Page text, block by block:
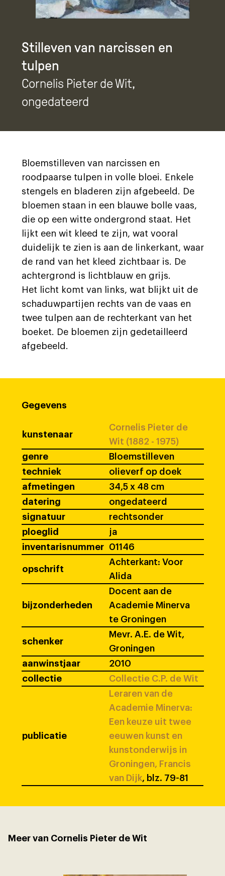
Stilleven van narcissen en
tulpen
Cornelis Pieter de Wit,
ongedateerd
Bloemstilleven van narcissen en
roodpaarse tulpen in volle bloei. Enkele
stengels en bladeren zijn afgebeeld. De
bloemen staan in een blauwe bolle vaas,
die op een witte ondergrond staat. Het
lijkt een wit kleed te zijn, wat vooral
duidelijk te zien is aan de linkerkant, waar
de rand van het kleed zichtbaar is. De
achtergrond is lichtblauw en grijs.
Het licht komt van links, wat blijkt uit de
schaduwpartijen rechts van de vaas en
twee tulpen aan de rechterkant van het
boeket. De bloemen zijn gedetailleerd
afgebeeld.
Gegevens
kunstenaar
Cornelis Pieter de
Wit (1882 - 1975)
genre
Bloemstilleven
techniek
olieverf op doek
afmetingen
34,5 x 48 cm
datering
ongedateerd
signatuur
rechtsonder
ploeglid
ja
inventarisnummer
01146
opschrift
Achterkant: Voor
Alida
bijzonderheden
Docent aan de
Academie Minerva
te Groningen
schenker
Mevr. A.E. de Wit,
Groningen
aanwinstjaar
2010
collectie
Collectie C.P. de Wit
publicatie
Leraren van de
Academie Minerva:
Een keuze uit twee
eeuwen kunst en
kunstonderwijs in
Groningen, Francis
van Dijk, blz. 79-81
Meer van Cornelis Pieter de Wit